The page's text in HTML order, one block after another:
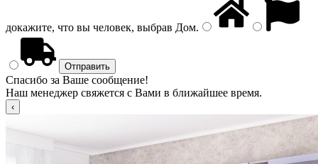
докажите, что вы человек, выбрав Дом.
Спасибо за Ваше сообщение!
Наш менеджер свяжется с Вами в ближайшее время.